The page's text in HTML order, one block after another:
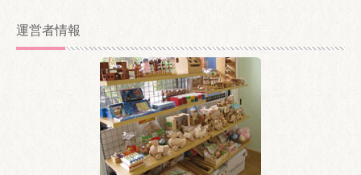
カ
イ
運営者情報